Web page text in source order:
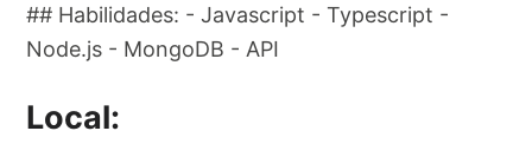
## Habilidades: - Javascript - Typescript -
Node.js - MongoDB - API
Local: